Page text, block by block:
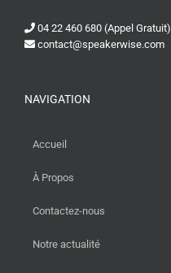
04 22 460 680 (Appel Gratuit)
contact@speakerwise.com
NAVIGATION
Accueil
À Propos
Contactez-nous
Notre actualité